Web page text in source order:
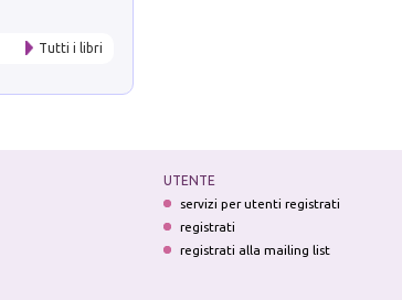
Tutti i libri
UTENTE
servizi per utenti registrati
registrati
registrati alla mailing list